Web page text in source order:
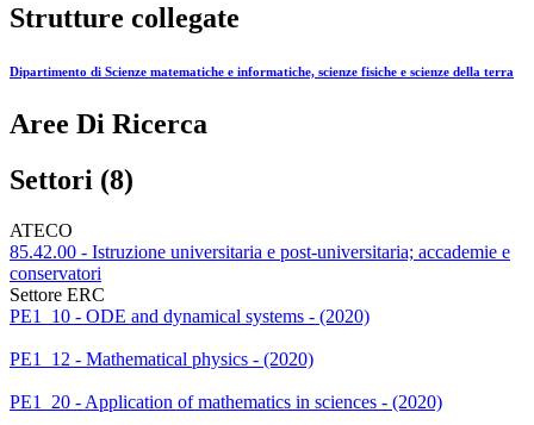
Strutture collegate
Dipartimento di Scienze matematiche e informatiche, scienze fisiche e scienze della terra
Aree Di Ricerca
Settori (8)
ATECO
85.42.00 - Istruzione universitaria e post-universitaria; accademie e
conservatori
Settore ERC
PE1_10 - ODE and dynamical systems - (2020)
PE1_12 - Mathematical physics - (2020)
PE1_20 - Application of mathematics in sciences - (2020)